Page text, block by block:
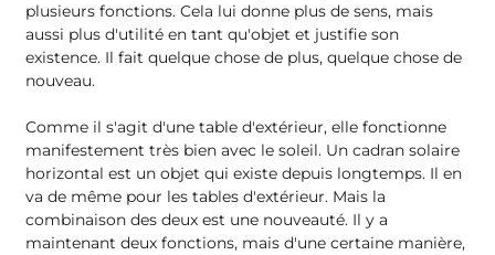
plusieurs fonctions. Cela lui donne plus de sens, mais
aussi plus d'utilité en tant qu'objet et justifie son
existence. Il fait quelque chose de plus, quelque chose de
nouveau.
Comme il s'agit d'une table d'extérieur, elle fonctionne
manifestement très bien avec le soleil. Un cadran solaire
horizontal est un objet qui existe depuis longtemps. Il en
va de même pour les tables d'extérieur. Mais la
combinaison des deux est une nouveauté. Il y a
maintenant deux fonctions, mais d'une certaine manière,